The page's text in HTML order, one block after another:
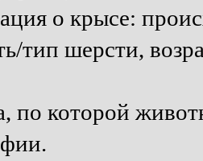
о крысе:
тип шерсти,
которой